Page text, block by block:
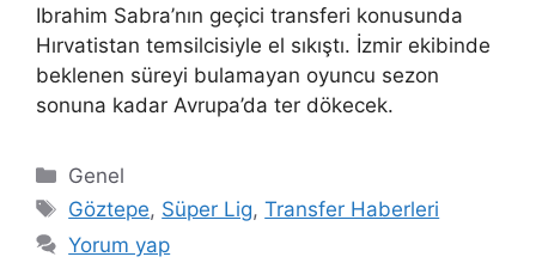
Ibrahim Sabra’nın geçici transferi konusunda
Hırvatistan temsilcisiyle el sıkıştı. İzmir ekibinde
beklenen süreyi bulamayan oyuncu sezon
sonuna kadar Avrupa’da ter dökecek.
Kategoriler
Genel
Etiketler
Göztepe, Süper Lig,Transfer Haberleri
Yorum yap